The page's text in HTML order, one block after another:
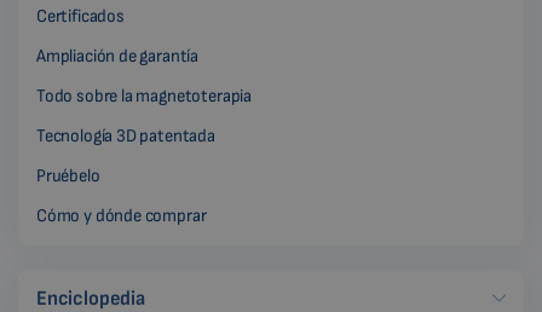
Certificados
Ampliación de garantía
Todo sobre la magnetoterapia
Tecnología 3D patentada
Pruébelo
Cómo y dónde comprar
Enciclopedia